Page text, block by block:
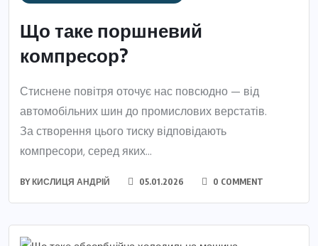
Що таке поршневий
компресор?
Стиснене повітря оточує нас повсюдно — від
автомобільних шин до промислових верстатів.
За створення цього тиску відповідають
компресори, серед яких...
BYКИСЛИЦЯ АНДРІЙ 05.01.2026 0 COMMENT